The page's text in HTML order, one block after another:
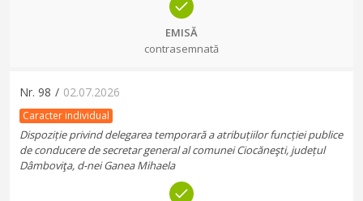
EMISĂ
contrasemnată
Nr. 98 / 02.07.2026
Caracter individual
Dispoziție privind delegarea temporară a atribuțiilor funcției publice
de conducere de secretar general al comunei Ciocăneşti, județul
Dâmboviţa, d-nei Ganea Mihaela